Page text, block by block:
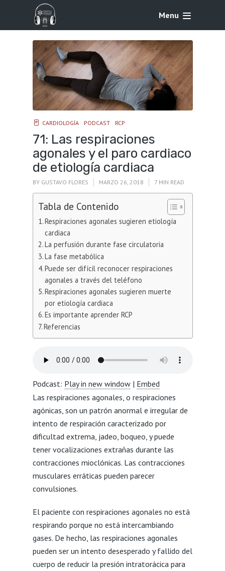
Menu
CARDIOLOGÍA PODCAST RCP
71: Las respiraciones
agonales y el paro cardiaco
de etiología cardiaca
BY GUSTAVO FLORES MARZO 26, 2018 7 MIN READ
Tabla de Contenido
Respiraciones agonales sugieren etiología
cardiaca
La perfusión durante fase circulatoria
La fase metabólica
Puede ser difícil reconocer respiraciones
agonales a través del teléfono
Respiraciones agonales sugieren muerte
por etiología cardiaca
Es importante aprender RCP
Referencias
Podcast: Play in new window| Embed
Las respiraciones agonales, o respiraciones
agónicas, son un patrón anormal e irregular de
intento de respiración caracterizado por
dificultad extrema, jadeo, boqueo, y puede
tener vocalizaciones extrañas durante las
contracciones mioclónicas. Las contracciones
musculares erráticas pueden parecer
convulsiones.
El paciente con respiraciones agonales no está
respirando porque no está intercambiando
gases. De hecho, las respiraciones agonales
pueden ser un intento desesperado y fallido del
cuerpo de reducir la presión intratorácica para